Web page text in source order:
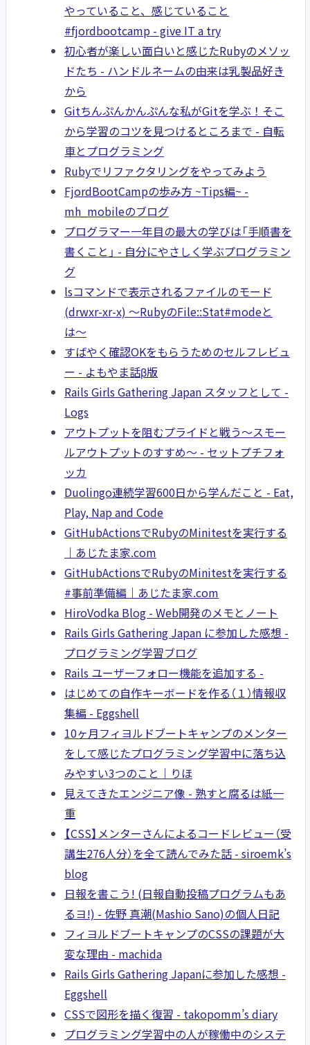
やっていること、感じていること
#fjordbootcamp - give IT a try
初心者が楽しい面白いと感じたRubyのメソッ
ドたち - ハンドルネームの由来は乳製品好き
から
Gitちんぷんかんぷんな私がGitを学ぶ！そこ
から学習のコツを見つけるところまで - 自転
車とプログラミング
Rubyでリファクタリングをやってみよう
FjordBootCampの歩み方 ~Tips編~ -
mh_mobileのブログ
プログラマー一年目の最大の学びは「手順書を
書くこと」 - 自分にやさしく学ぶプログラミン
グ
lsコマンドで表示されるファイルのモード
(drwxr-xr-x) 〜RubyのFile::Stat#modeと
は〜
すばやく確認OKをもらうためのセルフレビュ
ー - よもやま話β版
Rails Girls Gathering Japan スタッフとして -
Logs
アウトプットを阻むプライドと戦う〜スモー
ルアウトプットのすすめ〜 - セットプチフォ
ッカ
Duolingo連続学習600日から学んだこと - Eat,
Play, Nap and Code
GitHubActionsでRubyのMinitestを実行する
｜あじたま家.com
GitHubActionsでRubyのMinitestを実行する
#事前準備編｜あじたま家.com
HiroVodka Blog - Web開発のメモとノート
Rails Girls Gathering Japan に参加した感想 -
プログラミング学習ブログ
Rails ユーザーフォロー機能を追加する -
はじめての自作キーボードを作る（１）情報収
集編 - Eggshell
10ヶ月フィヨルドブートキャンプのメンター
をして感じたプログラミング学習中に落ち込
みやすい3つのこと｜りほ
見えてきたエンジニア像 - 熟すと腐るは紙一
重
【CSS】メンターさんによるコードレビュー（受
講生276人分）を全て読んでみた話 - siroemk’s
blog
日報を書こう! (日報自動投稿プログラムもあ
るヨ!) - 佐野 真潮(Mashio Sano)の個人日記
フィヨルドブートキャンプのCSSの課題が大
変な理由 - machida
Rails Girls Gathering Japanに参加した感想 -
Eggshell
CSSで図形を描く復習 - takopomm’s diary
プログラミング学習中の人が稼働中のシステ